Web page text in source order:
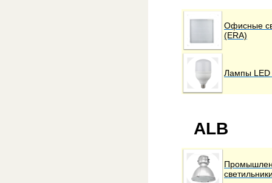
Офисные
(ERA)
Лампы LED
ALB